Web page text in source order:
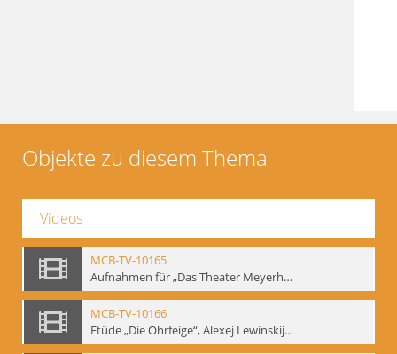
Objekte zu diesem Thema
Videos
MCB-TV-10165
Aufnahmen für „Das Theater Meyerholds und die Biomechanik“ (14). Interview von Jörg Bochow mit Gennadij Bogdanow - Interne Signatur: BM-vid-192
MCB-TV-10166
Etüde „Die Ohrfeige“, Alexej Lewinskij und Gennadij Bogdanow - Interne Signatur: BM-vid-197